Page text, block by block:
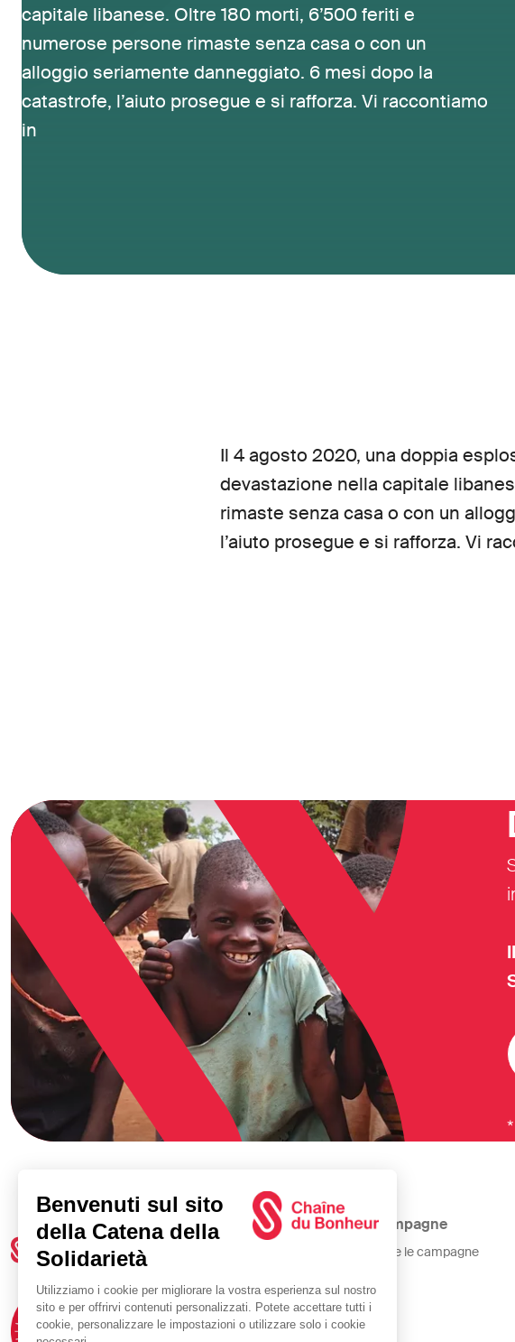
capitale libanese. Oltre 180 morti, 6’500 feriti e
numerose persone rimaste senza casa o con un
alloggio seriamente danneggiato. 6 mesi dopo la
catastrofe, l’aiuto prosegue e si rafforza. Vi raccontiamo
in
Il 4 agosto 2020, una doppia
devastazione nella capitale
rimaste senza casa o con un
l’aiuto prosegue e si rafforza. Vi
Campagne
Tutte le campagne